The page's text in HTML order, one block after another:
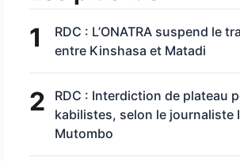
1
RDC : L’ONATRA suspend le
entre Kinshasa et Matadi
2
RDC : Interdiction de plateau
kabilistes, selon le journaliste
Mutombo